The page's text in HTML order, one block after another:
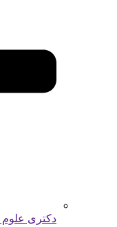
دکتری علوم